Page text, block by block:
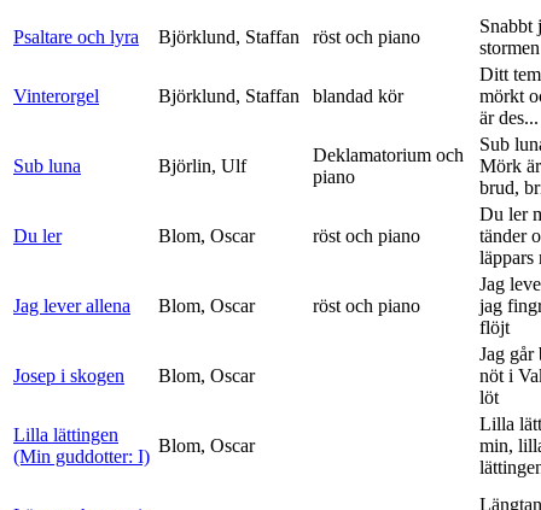
Psaltare och lyra Björklund, Staffan röst och piano
Snabbt
Vinterorgel Björklund, Staffan blandad kör
Ditt
mörkt
är des...
Sub luna Björlin, Ulf
Deklamatorium och
piano
Sub
Mörk
brud,
Du ler Blom, Oscar röst och piano
Du ler
tänder
läppars
Jag lever allena Blom, Oscar röst och piano
Jag
jag
flöjt
Josep i skogen Blom, Oscar
Jag går
nöt i
löt
Lilla lättingen
(Min guddotter: I)
Blom, Oscar
Lilla
min,